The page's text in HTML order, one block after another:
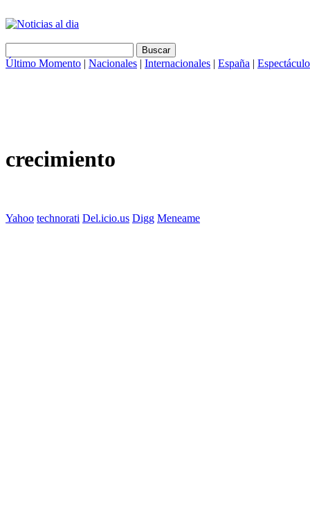
Último Momento | Nacionales | Internacionales | España |
crecimiento
Yahoo technorati Del.icio.us Digg Meneame